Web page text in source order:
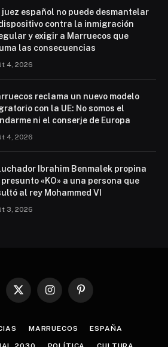
juez español no puede desmantelar
contra la inmigración
y exigir a Marruecos que
las consecuencias
4, 2026
reclama un nuevo modelo
con la UE: No somos el
ni el conserje de Europa
4, 2026
Ibrahim Benmalek propina
presunto «KO» a una persona que
al rey Mohammed VI
3, 2026
X
InstagramPinterest
MARRUECOS ESPAÑA